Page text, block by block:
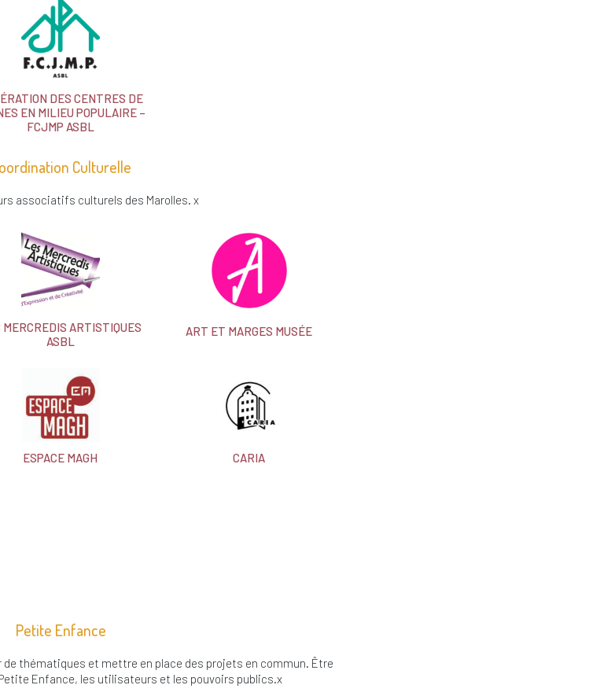
DES CENTRES DE
EN MILIEU POPULAIRE –
FCJMP ASBL
Culturelle
associatifs culturels des Marolles. x
MERCREDIS ARTISTIQUES
ASBL
ART ET MARGES MUSÉE
ESPACE MAGH CARIA
Petite Enfance
thématiques et mettre en place des projets en commun. Être
Enfance, les utilisateurs et les pouvoirs publics.x